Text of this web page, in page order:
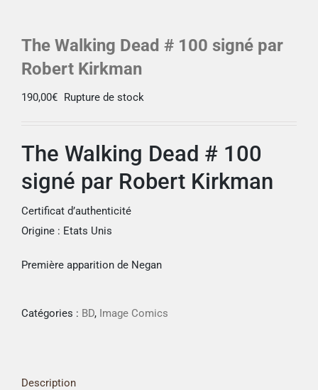
The Walking Dead # 100 signé par
Robert Kirkman
190,00€ Rupture de stock
The Walking Dead # 100
signé par Robert Kirkman
Certificat d’authenticité
Origine : Etats Unis
Première apparition de Negan
Catégories : BD, Image Comics
Description